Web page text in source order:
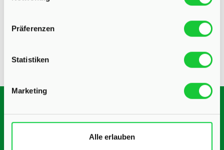
Präferenzen
Statistiken
Marketing
Alle erlauben
Oder schreiben Sie uns